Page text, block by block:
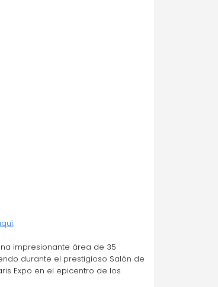
.
impresionante área de 35
durante el prestigioso Salón de
Expo en el epicentro de los